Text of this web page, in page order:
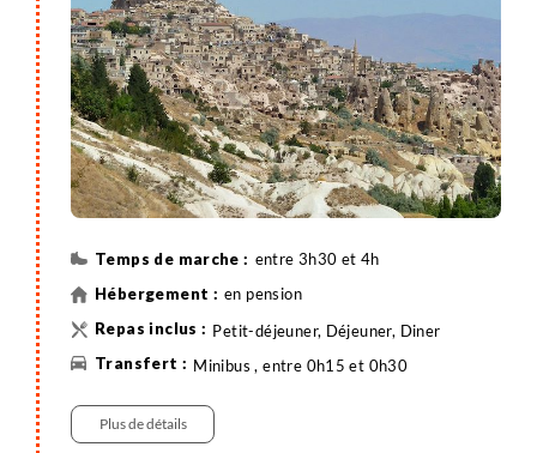
entre 3h30 et 4h
en pension
Petit-déjeuner, Déjeuner, Diner
Minibus , entre 0h15 et 0h30
Randonnée
Plus de détails